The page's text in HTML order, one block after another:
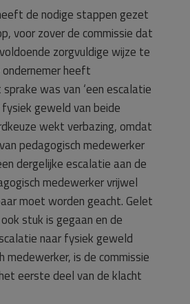
de nodige stappen gezet
voor zover de commissie dat
zorgvuldige wijze te
heeft
was van ‘een escalatie
geweld van beide
wekt verbazing, omdat
pedagogisch medewerker
dergelijke escalatie aan de
medewerker vrijwel
moet worden geacht. Gelet
stuk is gegaan en de
naar fysiek geweld
medewerker, is de commissie
eerste deel van de klacht